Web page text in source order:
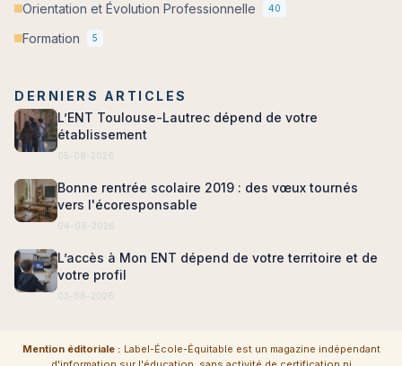
Orientation et Évolution Professionnelle 40
Formation 5
DERNIERS ARTICLES
L’ENT Toulouse-Lautrec dépend de votre
établissement
05-08-2026
Bonne rentrée scolaire 2019 : des vœux tournés
vers l'écoresponsable
04-08-2026
L’accès à Mon ENT dépend de votre territoire et de
votre profil
03-08-2026
Mention éditoriale : Label-École-Équitable est un magazine indépendant